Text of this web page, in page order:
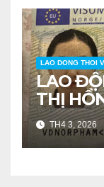
LAO DONG THOI
LAO
THỊ
TH4 3, 2026